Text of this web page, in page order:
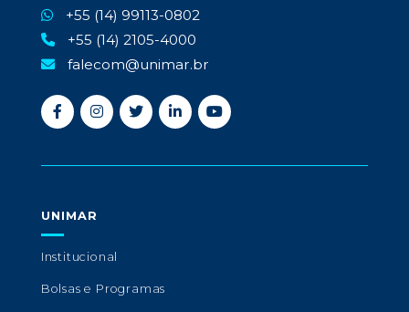
+55 (14) 99113-0802
+55 (14) 2105-4000
falecom@unimar.br
UNIMAR
Institucional
Bolsas e Programas